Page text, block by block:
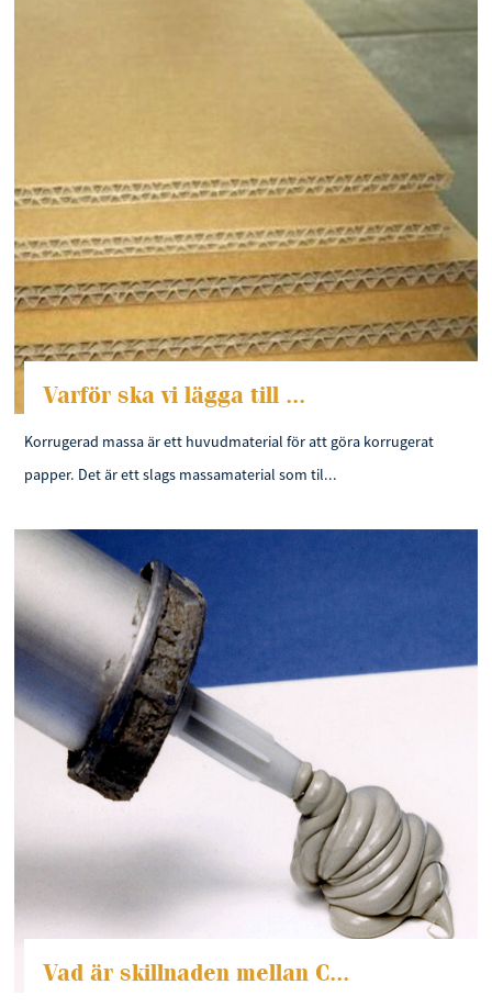
Varför ska vi lägga till ...
Korrugerad massa är ett huvudmaterial för att göra korrugerat
papper. Det är ett slags massamaterial som til...
Vad är skillnaden mellan C...